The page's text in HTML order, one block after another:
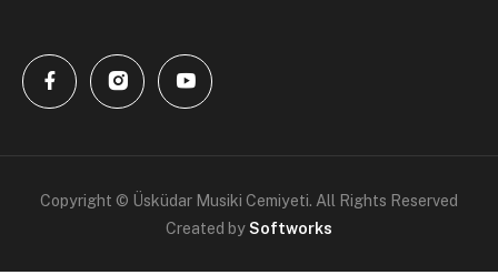
Copyright © Üsküdar Musiki Cemiyeti. All Rights Reserved
Created bySoftworks